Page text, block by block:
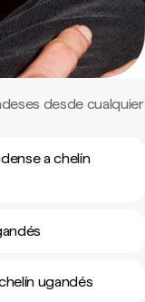
desde cualquier
a chelín
ugandés